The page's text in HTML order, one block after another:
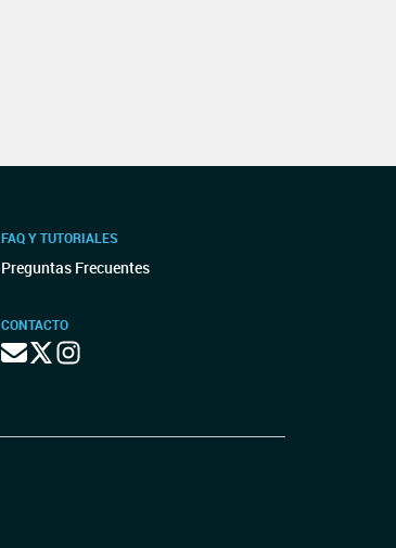
FAQ Y TUTORIALES
Preguntas Frecuentes
CONTACTO